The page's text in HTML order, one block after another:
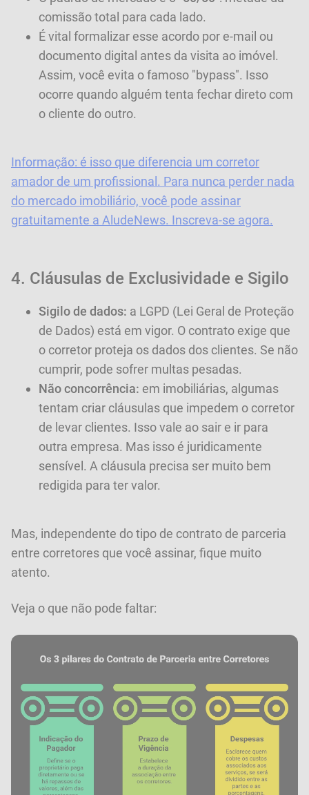
comissão total para cada lado.
É vital formalizar esse acordo por e-mail ou
documento digital antes da visita ao imóvel.
Assim, você evita o famoso "bypass". Isso
ocorre quando alguém tenta fechar direto com
o cliente do outro.
Informação: é isso que diferencia um corretor
amador de um profissional. Para nunca perder nada
do mercado imobiliário, você pode assinar
gratuitamente a AludeNews. Inscreva-se agora.
4. Cláusulas de Exclusividade e Sigilo
Sigilo de dados: a LGPD (Lei Geral de Proteção
de Dados) está em vigor. O contrato exige que
o corretor proteja os dados dos clientes. Se não
cumprir, pode sofrer multas pesadas.
Não concorrência: em imobiliárias, algumas
tentam criar cláusulas que impedem o corretor
de levar clientes. Isso vale ao sair e ir para
outra empresa. Mas isso é juridicamente
sensível. A cláusula precisa ser muito bem
redigida para ter valor.
Mas, independente do tipo de contrato de parceria
entre corretores que você assinar, fique muito
atento.
Veja o que não pode faltar: